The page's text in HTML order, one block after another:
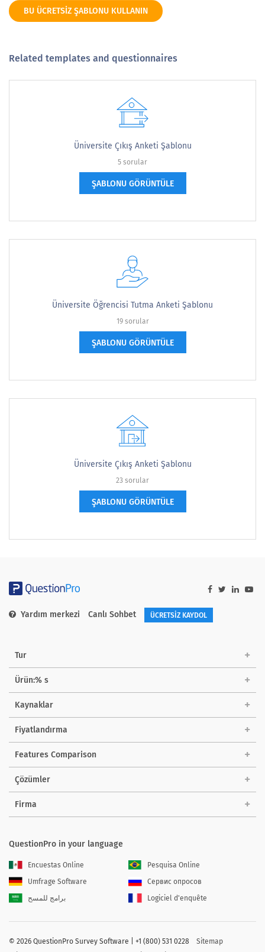
BU ÜCRETSIZ ŞABLONU KULLANIN
Related templates and questionnaires
Üniversite Çıkış Anketi Şablonu
5 sorular
ŞABLONU GÖRÜNTÜLE
Üniversite Öğrencisi Tutma Anketi Şablonu
19 sorular
ŞABLONU GÖRÜNTÜLE
Üniversite Çıkış Anketi Şablonu
23 sorular
ŞABLONU GÖRÜNTÜLE
Yardım merkezi Canlı Sohbet ÜCRETSİZ KAYDOL
Tur
Ürün:% s
Kaynaklar
Fiyatlandırma
Features Comparison
Çözümler
Firma
QuestionPro in your language
Encuestas Online
Pesquisa Online
Umfrage Software
Сервис опросов
برامج للمسح
Logiciel d'enquête
© 2026 QuestionPro Survey Software | +1 (800) 531 0228
Sitemap